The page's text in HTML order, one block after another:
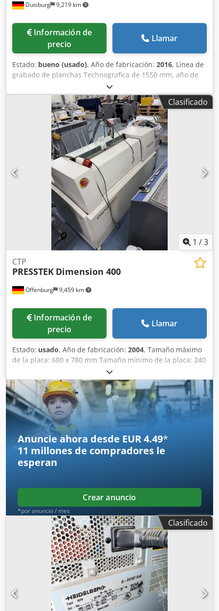
Duisburg 9,219 km
Información de
precio
Llamar
Estado: bueno (usado), Año de fabricación: 2016, Línea de
grabado de planchas Technografica de 1550 mm, año de
fabricación 2016, máquina de revelado de planchas,
fabricante Techno-Grafica, modelo TPP9001M, año de
fabricación 2002. Dos mesas de transferencia, fabricante
Techno-Grafica, modelo CTA1550, año de fabricación 2002.
Horno de grabado, fabricante Techno-Grafica, modelo
EBO1550, año de fabricación 2002. Unidad de desgomado,
fabricante Techno-Grafica, modelo SPG1550, año de
fabricación 2002. Apiladora de planchas, fabricante
Techno-Grafica, modelo PSTHS1550, año de fabricación
2006. Crsdpszr Haxofx Ah Djf
Clasificado
1 /3
Offenburg 9,459 km
CTP
PRESSTEK Dimension 400
Información de
precio
Llamar
Estado: usado, Año de fabricación: 2004, Tamaño máximo
de la placa: 680 x 780 mm Tamaño mínimo de la placa: 240
x 240 mm Velocidad máxima de procesamiento de placas:
20 placas/hora Cjdpjzgxbwjfx Ah Derf Sin productos
químicos
Anuncie ahora desde EUR 4.49*
11 millones de compradores le
esperan
Crear anuncio
*por anuncio / mes
Clasificado